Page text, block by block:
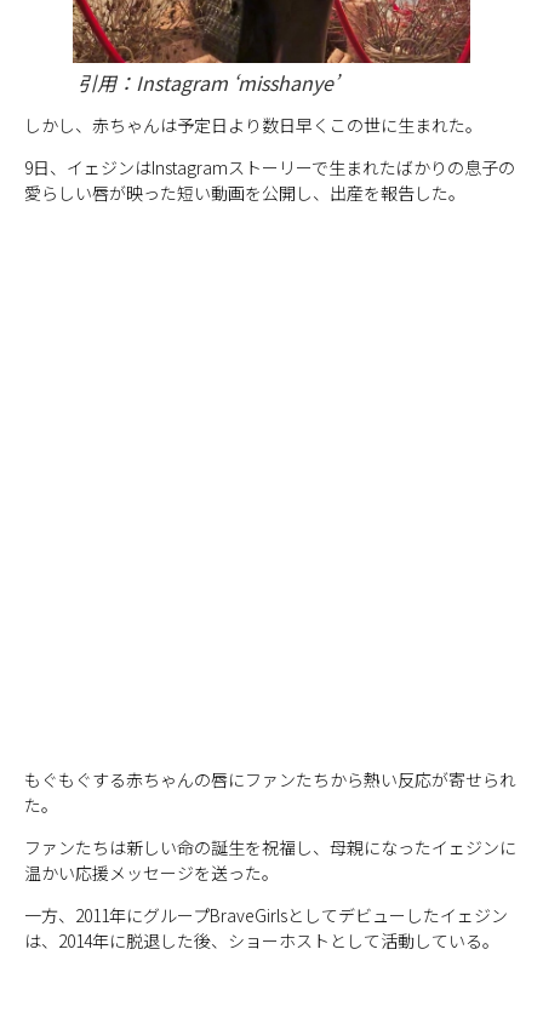
引用：Instagram ‘misshanye’
しかし、赤ちゃんは予定日より数日早くこの世に生まれた。
9日、イェジンはInstagramストーリーで生まれたばかりの息子の
愛らしい唇が映った短い動画を公開し、出産を報告した。
もぐもぐする赤ちゃんの唇にファンたちから熱い反応が寄せられ
た。
ファンたちは新しい命の誕生を祝福し、母親になったイェジンに
温かい応援メッセージを送った。
一方、2011年にグループBraveGirlsとしてデビューしたイェジン
は、2014年に脱退した後、ショーホストとして活動している。